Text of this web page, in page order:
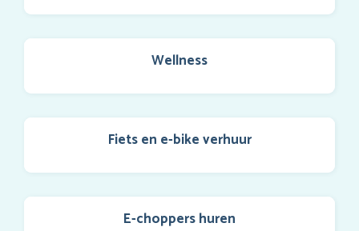
Wellness
Fiets en e-bike verhuur
E-choppers huren